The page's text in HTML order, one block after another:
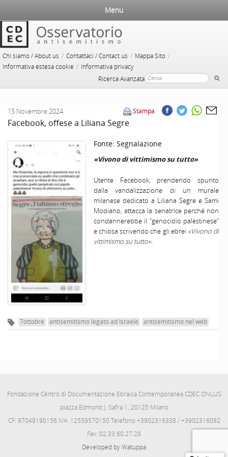
Chi siamo / About us / Contattaci / Contact us / Mappa Sito /
Informativa estesa cookie / Informativa privacy
Ricerca Avanzata
Menu
Stampa
15 Novembre 2024
Facebook, offese a Liliana Segre
Fonte: Segnalazione
«Vivono di vittimismo su tutto»
Utente Facebook, prendendo spunto
dalla vandalizzazione di un murale
milanese dedicato a Liliana Segre e Sami
Modiano, attacca la senatrice perché non
condannerebbe il “genocidio palestinese”
e chiosa scrivendo che gli ebrei «Vivono di
vittimismo su tutto».
7ottobre antisemitismo legato ad Israele antisemitismo nel web
Fondazione Centro di Documentazione Ebraica Contemporanea CDEC ONLUS
piazza Edmond J. Safra 1, 20125 Milano
CF: 97049190156 IVA: 12559570150 Telefono +3902316338 / +3902316092
Fax: 02.33.60.27.28
Developed by Watuppa